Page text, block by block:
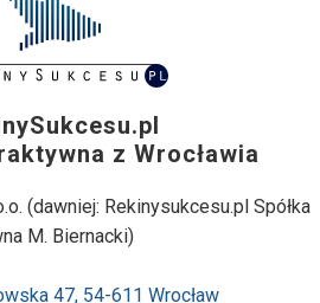
z Wrocławia
(dawniej: Rekinysukcesu.pl Spółka
M. Biernacki)
47, 54-611 Wrocław